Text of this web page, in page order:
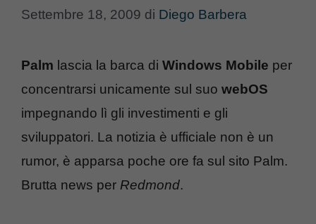
Settembre 18, 2009 di Diego Barbera
Palm lascia la barca di Windows Mobile per
concentrarsi unicamente sul suo webOS
impegnando lì gli investimenti e gli
sviluppatori. La notizia è ufficiale non è un
rumor, è apparsa poche ore fa sul sito Palm.
Brutta news per Redmond.